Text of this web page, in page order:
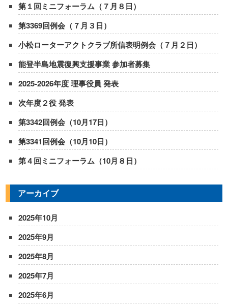
第１回ミニフォーラム（７月８日）
第3369回例会（７月３日）
小松ローターアクトクラブ所信表明例会（７月２日）
能登半島地震復興支援事業 参加者募集
2025-2026年度 理事役員 発表
次年度２役 発表
第3342回例会（10月17日）
第3341回例会（10月10日）
第４回ミニフォーラム（10月８日）
アーカイブ
2025年10月
2025年9月
2025年8月
2025年7月
2025年6月